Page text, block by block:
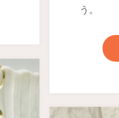
う。